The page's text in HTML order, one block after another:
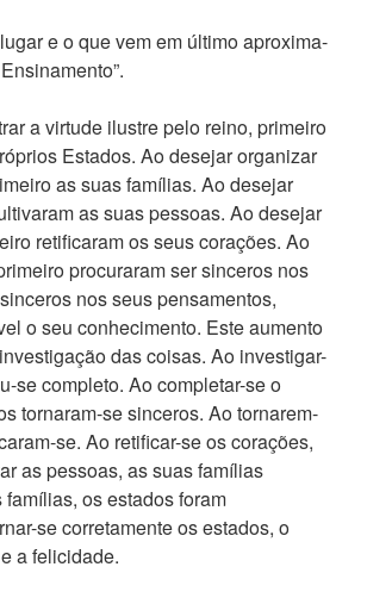
e o que vem em último aproxima-
a virtude ilustre pelo reino, primeiro
Estados. Ao desejar organizar
as suas famílias. Ao desejar
as suas pessoas. Ao desejar
retificaram os seus corações. Ao
procuraram ser sinceros nos
nos seus pensamentos,
o seu conhecimento. Este aumento
das coisas. Ao investigar-
se completo. Ao completar-se o
tornaram-se sinceros. Ao tornarem-
se. Ao retificar-se os corações,
as pessoas, as suas famílias
os estados foram
se corretamente os estados, o
a felicidade.